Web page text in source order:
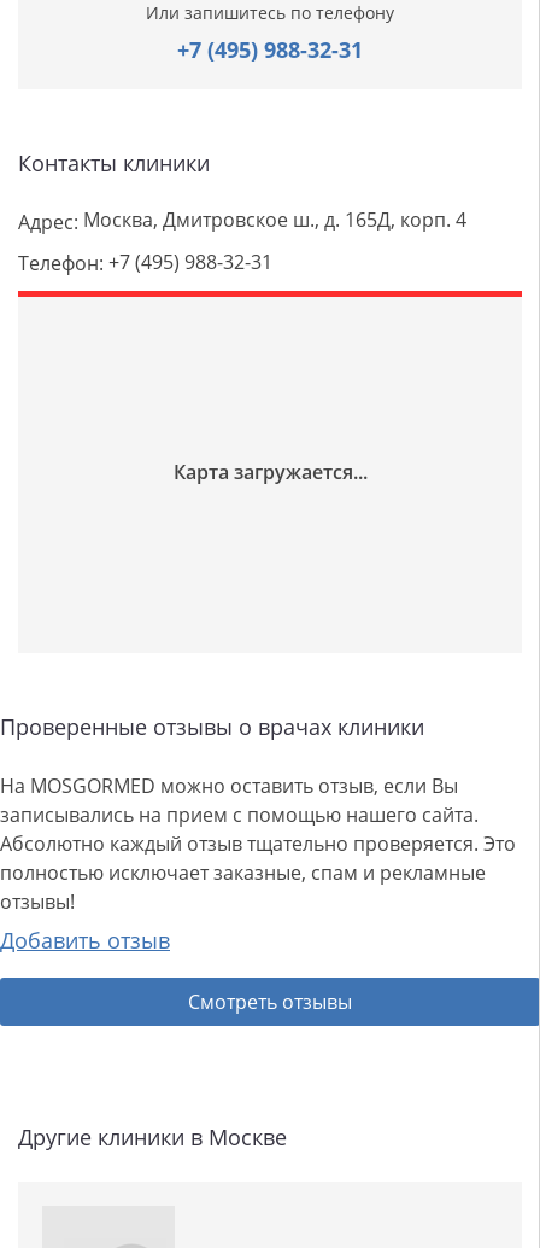
Или запишитесь по телефону
+7 (495) 988-32-31
Контакты клиники
Адрес: Москва, Дмитровское ш., д. 165Д, корп. 4
Телефон: +7 (495) 988-32-31
Проверенные отзывы о врачах клиники
На MOSGORMED можно оставить отзыв, если Вы
записывались на прием с помощью нашего сайта.
Абсолютно каждый отзыв тщательно проверяется. Это
полностью исключает заказные, спам и рекламные
отзывы!
Добавить отзыв
Смотреть отзывы
Другие клиники в Москве